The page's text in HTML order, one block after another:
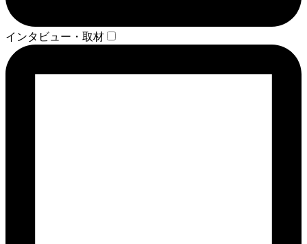
インタビュー・取材